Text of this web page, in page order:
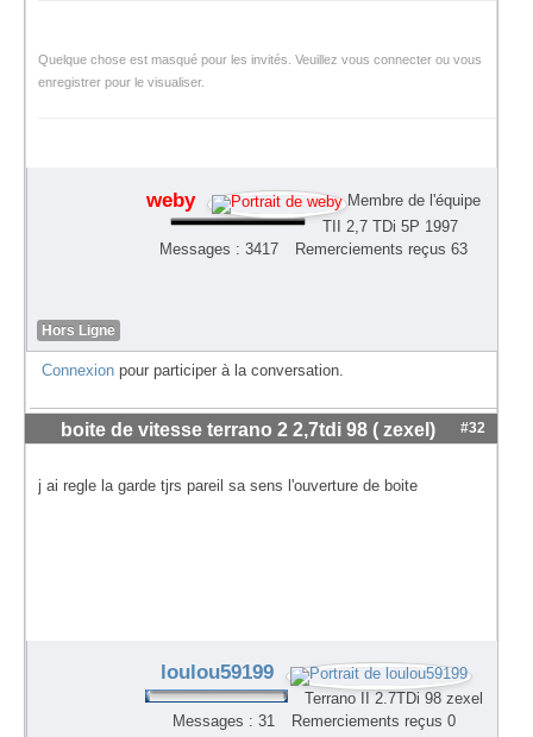
Quelque chose est masqué pour les invités. Veuillez vous connecter ou vous
enregistrer pour le visualiser.
weby
Membre de l'équipe
TII 2,7 TDi 5P 1997
Messages : 3417
Remerciements reçus 63
Hors Ligne
Connexion pour participer à la conversation.
boite de vitesse terrano 2 2,7tdi 98 ( zexel) #32
j ai regle la garde tjrs pareil sa sens l'ouverture de boite
loulou59199
Terrano II 2.7TDi 98 zexel
Messages : 31
Remerciements reçus 0